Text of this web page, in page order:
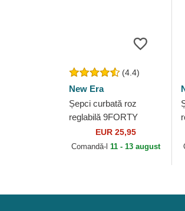
(4.4)
New Era
Șepci curbată roz
reglabilă 9FORTY
League Essential de
New York Yankees
EUR 25,95
Comandă-l 11 - 13 august